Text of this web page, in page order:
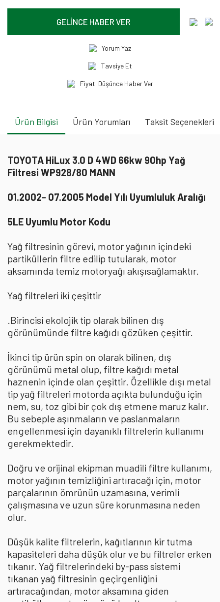
GELİNCE HABER VER
Yorum Yaz
Tavsiye Et
Fiyatı Düşünce Haber Ver
Ürün Bilgisi Ürün Yorumları Taksit Seçenekleri
TOYOTA HiLux 3.0 D 4WD 66kw 90hp Yağ
Filtresi WP928/80 MANN
01.2002- 07.2005 Model Yılı Uyumluluk Aralığı
5LE Uyumlu Motor Kodu
Yağ filtresinin görevi, motor yağının içindeki
partiküllerin filtre edilip tutularak, motor
aksamında temiz motoryağı akışısağlamaktır.
Yağ filtreleri iki çeşittir
.Birincisi ekolojik tip olarak bilinen dış
görünümünde filtre kağıdı gözüken çeşittir.
İkinci tip ürün spin on olarak bilinen, dış
görünümü metal olup, filtre kağıdı metal
haznenin içinde olan çeşittir. Özellikle dışı metal
tip yağ filtreleri motorda açıkta bulunduğu için
nem, su, toz gibi bir çok dış etmene maruz kalır.
Bu sebeple aşınmaların ve paslanmaların
engellenmesi için dayanıklı filtrelerin kullanımı
gerekmektedir.
Doğru ve orijinal ekipman muadili filtre kullanımı,
motor yağının temizliğini artıracağı için, motor
parçalarının ömrünün uzamasına, verimli
çalışmasına ve uzun süre korunmasına neden
olur.
Düşük kalite filtrelerin, kağıtlarının kir tutma
kapasiteleri daha düşük olur ve bu filtreler erken
tıkanır. Yağ filtrelerindeki by-pass sistemi
tıkanan yağ filtresinin geçirgenliğini
artıracağından, motor aksamına giden